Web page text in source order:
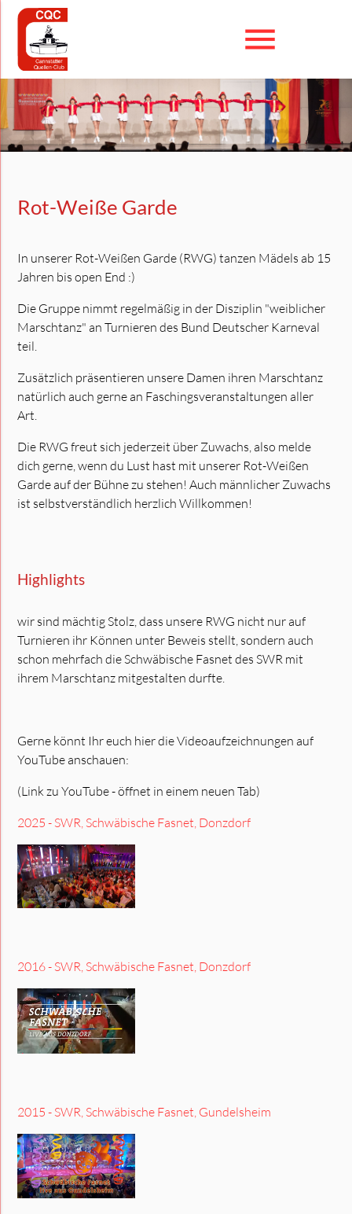
menu
Suchbegriffe SUCHEN
Rot-Weiße Garde
In unserer Rot-Weißen Garde (RWG) tanzen Mädels ab 15
Jahren bis open End :)
Die Gruppe nimmt regelmäßig in der Disziplin "weiblicher
Marschtanz" an Turnieren des Bund Deutscher Karneval
teil.
Zusätzlich präsentieren unsere Damen ihren Marschtanz
natürlich auch gerne an Faschingsveranstaltungen aller
Art.
Die RWG freut sich jederzeit über Zuwachs, also melde
dich gerne, wenn du Lust hast mit unserer Rot-Weißen
Garde auf der Bühne zu stehen! Auch männlicher Zuwachs
ist selbstverständlich herzlich Willkommen!
Highlights
wir sind mächtig Stolz, dass unsere RWG nicht nur auf
Turnieren ihr Können unter Beweis stellt, sondern auch
schon mehrfach die Schwäbische Fasnet des SWR mit
ihrem Marschtanz mitgestalten durfte.
Gerne könnt Ihr euch hier die Videoaufzeichnungen auf
YouTube anschauen:
(Link zu YouTube - öffnet in einem neuen Tab)
2025 - SWR, Schwäbische Fasnet, Donzdorf
2016 - SWR, Schwäbische Fasnet, Donzdorf
2015 - SWR, Schwäbische Fasnet, Gundelsheim